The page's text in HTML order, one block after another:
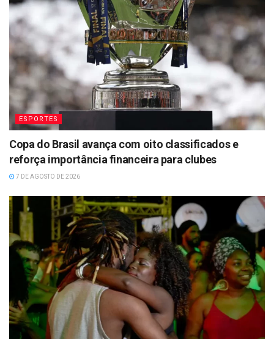
ESPORTES
Copa do Brasil avança com oito classificados e
reforça importância financeira para clubes
7 DE AGOSTO DE 2026